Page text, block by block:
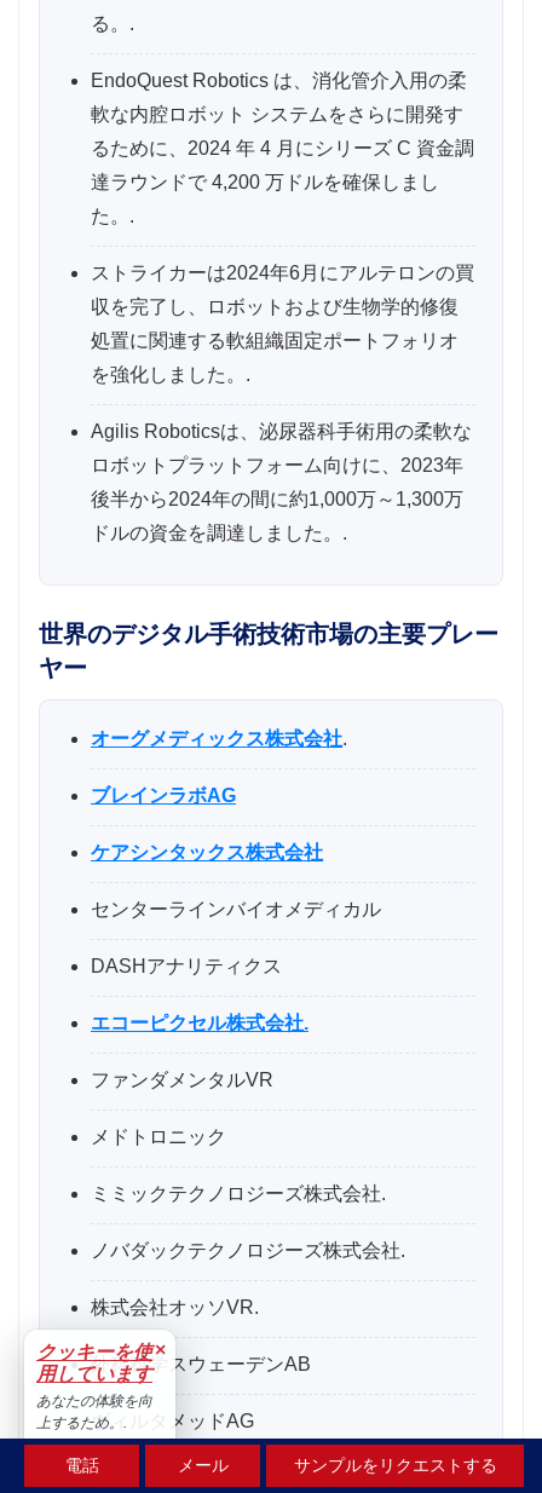
る。.
EndoQuest Robotics は、消化管介入用の柔
軟な内腔ロボット システムをさらに開発す
るために、2024 年 4 月にシリーズ C 資金調
達ラウンドで 4,200 万ドルを確保しまし
た。.
ストライカーは2024年6月にアルテロンの買
収を完了し、ロボットおよび生物学的修復
処置に関連する軟組織固定ポートフォリオ
を強化しました。.
Agilis Roboticsは、泌尿器科手術用の柔軟な
ロボットプラットフォーム向けに、2023年
後半から2024年の間に約1,000万～1,300万
ドルの資金を調達しました。.
世界のデジタル手術技術市場の主要プレー
ヤー
オーグメディックス株式会社.
ブレインラボAG
ケアシンタックス株式会社
センターラインバイオメディカル
DASHアナリティクス
エコーピクセル株式会社.
ファンダメンタルVR
メドトロニック
ミミックテクノロジーズ株式会社.
ノバダックテクノロジーズ株式会社.
株式会社オッソVR.
外科科学スウェーデンAB
ヴィルタメッドAG
その他の著名な選手
電話 メール サンプルをリクエストする
クッキーを使
用しています
×
あなたの体験を向
上するため。.
受け入れる